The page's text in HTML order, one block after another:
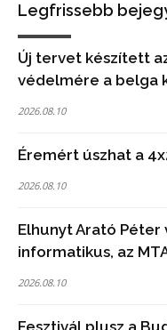
Legfrissebb
Új tervet készített
védelmére a belga
2026.08.10
Éremért úszhat a
2026.08.10
Elhunyt Arató Péter
informatikus, az
2026.08.10
Fesztivál plusz a